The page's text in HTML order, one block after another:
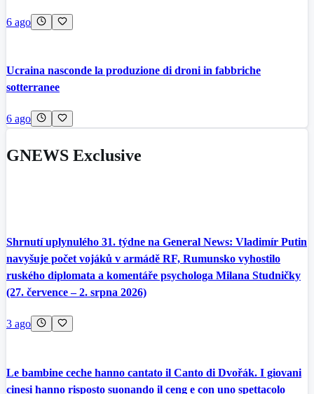
6 ago
Ucraina nasconde la produzione di droni in fabbriche
sotterranee
6 ago
GNEWS Exclusive
Shrnutí uplynulého 31. týdne na General News: Vladimír Putin
navyšuje počet vojáků v armádě RF, Rumunsko vyhostilo
ruského diplomata a komentáře psychologa Milana Studničky
(27. července – 2. srpna 2026)
3 ago
Le bambine ceche hanno cantato il Canto di Dvořák. I giovani
cinesi hanno risposto suonando il ceng e con uno spettacolo